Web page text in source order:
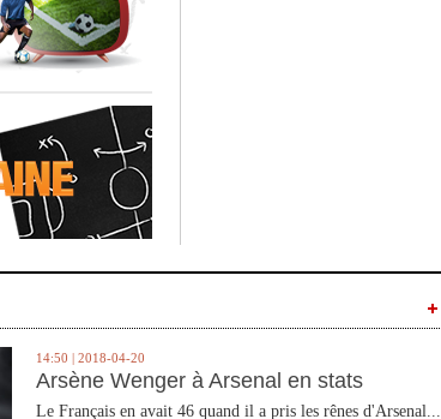
14:50 | 2018-04-20
Arsène Wenger à Arsenal en stats
Le Français en avait 46 quand il a pris les rênes d'Arsenal...